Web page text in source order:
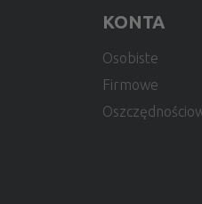
KONTA
Osobiste
Firmowe